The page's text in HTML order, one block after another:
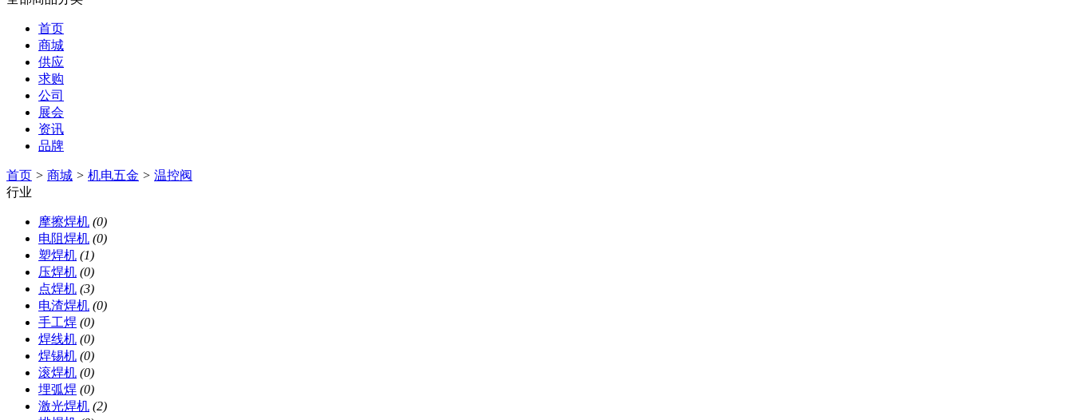
首页
商城
供应
求购
公司
展会
资讯
品牌
首页 > 商城 > 机电五金 > 温控阀
行业
摩擦焊机 (0)
电阻焊机 (0)
塑焊机 (1)
压焊机 (0)
点焊机 (3)
电渣焊机 (0)
手工焊 (0)
焊线机 (0)
焊锡机 (0)
滚焊机 (0)
埋弧焊 (0)
激光焊机 (2)